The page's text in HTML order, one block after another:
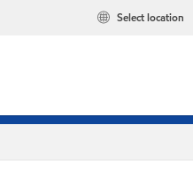
Select location